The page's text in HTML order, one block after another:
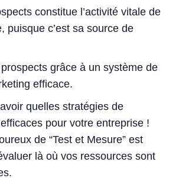
constitue l’activité vitale de
puisque c’est sa source de
grâce à un système de
efficace.
quelles stratégies de
pour votre entreprise !
de “Test et Mesure” est
là où vos ressources sont